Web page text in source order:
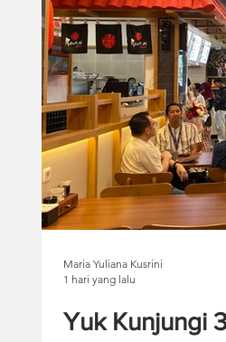
Yuk Kunjungi
Maria Yuliana Kusrini
1 hari yang lalu